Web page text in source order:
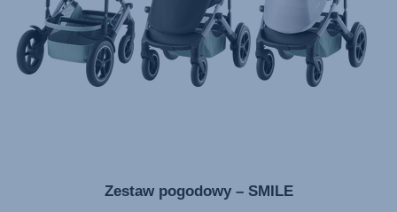
Zestaw pogodowy – SMILE